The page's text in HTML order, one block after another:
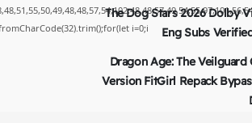
i=0;i
The Dog Stars 2026 Dolby
Eng Subs
Dragon Age: The Veilguard
Version FitGirl Repack